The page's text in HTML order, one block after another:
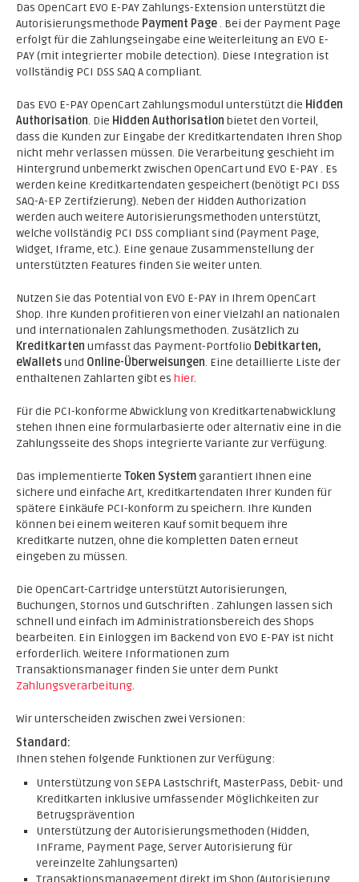
Das OpenCart EVO E-PAY Zahlungs-Extension unterstützt die
Autorisierungsmethode Payment Page. Bei der Payment Page
erfolgt für die Zahlungseingabe eine Weiterleitung an EVO E-
PAY (mit integrierter mobile detection). Diese Integration ist
vollständig PCI DSS SAQ A compliant.
Das EVO E-PAY OpenCart Zahlungsmodul unterstützt die Hidden
Authorisation. Die Hidden Authorisation bietet den Vorteil,
dass die Kunden zur Eingabe der Kreditkartendaten Ihren Shop
nicht mehr verlassen müssen. Die Verarbeitung geschieht im
Hintergrund unbemerkt zwischen OpenCart und EVO E-PAY . Es
werden keine Kreditkartendaten gespeichert (benötigt PCI DSS
SAQ-A-EP Zertifzierung). Neben der Hidden Authorization
werden auch weitere Autorisierungsmethoden unterstützt,
welche vollständig PCI DSS compliant sind (Payment Page,
Widget, Iframe, etc.). Eine genaue Zusammenstellung der
unterstützten Features finden Sie weiter unten.
Nutzen Sie das Potential von EVO E-PAY in Ihrem OpenCart
Shop. Ihre Kunden profitieren von einer Vielzahl an nationalen
und internationalen Zahlungsmethoden. Zusätzlich zu
Kreditkarten umfasst das Payment-Portfolio Debitkarten,
eWalletsund Online-Überweisungen. Eine detaillierte Liste der
enthaltenen Zahlarten gibt es hier.
Für die PCI-konforme Abwicklung von Kreditkartenabwicklung
stehen Ihnen eine formularbasierte oder alternativ eine in die
Zahlungsseite des Shops integrierte Variante zur Verfügung.
Das implementierte Token Systemgarantiert Ihnen eine
sichere und einfache Art, Kreditkartendaten Ihrer Kunden für
spätere Einkäufe PCI-konform zu speichern. Ihre Kunden
können bei einem weiteren Kauf somit bequem ihre
Kreditkarte nutzen, ohne die kompletten Daten erneut
eingeben zu müssen.
Die OpenCart-Cartridge unterstütztAutorisierungen,
Buchungen, Stornos und Gutschriften . Zahlungen lassen sich
schnell und einfach im Administrationsbereich des Shops
bearbeiten. Ein Einloggen im Backend von EVO E-PAY ist nicht
erforderlich. Weitere Informationen zum
Transaktionsmanager finden Sie unter dem Punkt
Zahlungsverarbeitung.
Wir unterscheiden zwischen zwei Versionen:
Standard:
Ihnen stehen folgende Funktionen zur Verfügung:
Unterstützung von SEPA Lastschrift, MasterPass, Debit- und
Kreditkarten inklusive umfassender Möglichkeiten zur
Betrugsprävention
Unterstützung der Autorisierungsmethoden (Hidden,
InFrame, Payment Page, Server Autorisierung für
vereinzelte Zahlungsarten)
Transaktionsmanagement direkt im Shop (Autorisierung,